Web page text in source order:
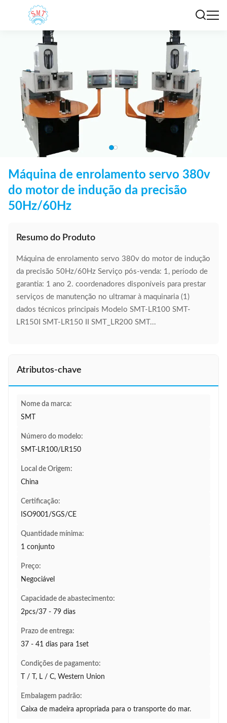
Máquina de enrolamento servo 380v
do motor de indução da precisão
50Hz/60Hz
Resumo do Produto
Máquina de enrolamento servo 380v do motor de indução
da precisão 50Hz/60Hz Serviço pós-venda: 1, período de
garantia: 1 ano 2. coordenadores disponíveis para prestar
serviços de manutenção no ultramar à maquinaria (1)
dados técnicos principais Modelo SMT-LR100 SMT-
LR150I SMT-LR150 II SMT_LR200 SMT...
Atributos-chave
Nome da marca:
SMT
Número do modelo:
SMT-LR100/LR150
Local de Origem:
China
Certificação:
ISO9001/SGS/CE
Quantidade mínima:
1 conjunto
Preço:
Negociável
Capacidade de abastecimento:
2pcs/37 - 79 dias
Prazo de entrega:
37 - 41 dias para 1set
Condições de pagamento:
T / T, L / C, Western Union
Embalagem padrão:
Caixa de madeira apropriada para o transporte do mar.